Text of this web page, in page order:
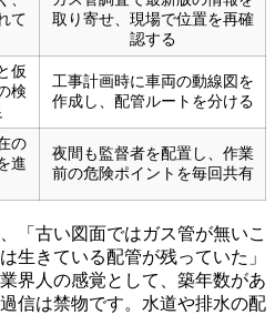
て
取り寄せ、現場で位置を再確
認する
仮
検
工事計画時に車両の動線図を
作成し、配管ルートを分ける
の
進
夜間も監督者を配置し、作業
前の危険ポイントを毎回共有
「古い図面ではガス管が無いこ
生きている配管が残っていた」
界人の感覚として、築年数があ
信は禁物です。水道や排水の配